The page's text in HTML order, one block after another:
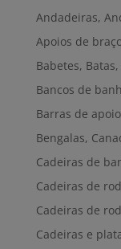
Andadeiras,
Apoios de
Babetes,
Bancos de
Barras de apoio
Bengalas,
Cadeiras de
Cadeiras de
Cadeiras de
Cadeiras e